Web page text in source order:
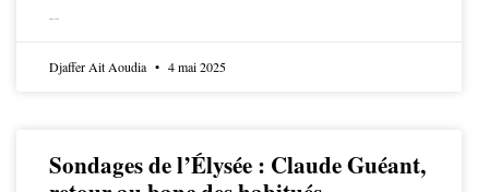
Djaffer Ait Aoudia 4 mai 2025
Sondages de l’Élysée : Claude Guéant,